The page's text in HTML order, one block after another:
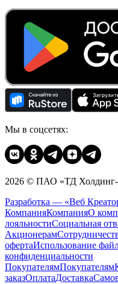
Мы в соцсетях:
2026 © ПАО «ТД
Разработка — «Веб
КомпанияКомпанияО
лояльностиСоциальная
Акционерам
офертаИспользование
конфиденциальности
ПокупателямПокупателям
заказОплатаДоставка